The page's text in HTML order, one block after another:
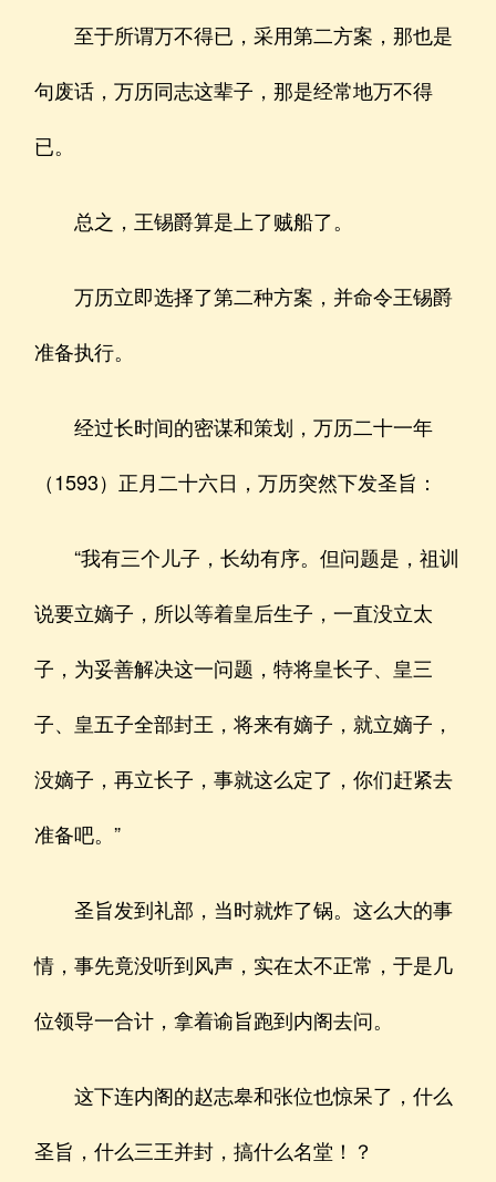
至于所谓万不得已，采用第二方案，那也是
句废话，万历同志这辈子，那是经常地万不得
已。
总之，王锡爵算是上了贼船了。
万历立即选择了第二种方案，并命令王锡爵
准备执行。
经过长时间的密谋和策划，万历二十一年
（1593）正月二十六日，万历突然下发圣旨：
“我有三个儿子，长幼有序。但问题是，祖训
说要立嫡子，所以等着皇后生子，一直没立太
子，为妥善解决这一问题，特将皇长子、皇三
子、皇五子全部封王，将来有嫡子，就立嫡子，
没嫡子，再立长子，事就这么定了，你们赶紧去
准备吧。”
圣旨发到礼部，当时就炸了锅。这么大的事
情，事先竟没听到风声，实在太不正常，于是几
位领导一合计，拿着谕旨跑到内阁去问。
这下连内阁的赵志皋和张位也惊呆了，什么
圣旨，什么三王并封，搞什么名堂！？